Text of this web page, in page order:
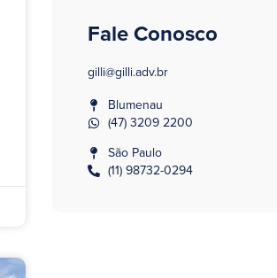
Fale Conosco
gilli@gilli.adv.br
Blumenau
(47) 3209 2200
São Paulo
(11) 98732-0294